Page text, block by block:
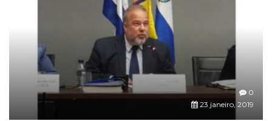
0
23 janeiro, 2019